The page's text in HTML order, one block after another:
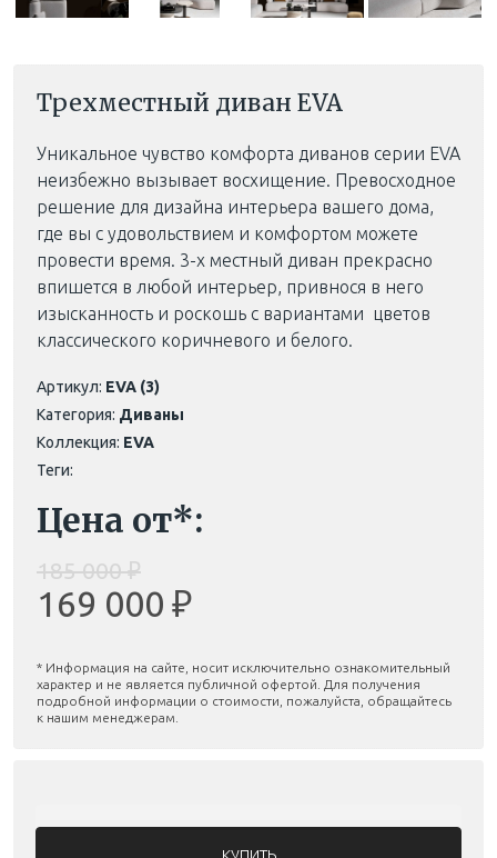
Трехместный диван EVA
Уникальное чувство комфорта диванов серии EVA
неизбежно вызывает восхищение. Превосходное
решение для дизайна интерьера вашего дома,
где вы с удовольствием и комфортом можете
провести время. 3-х местный диван прекрасно
впишется в любой интерьер, привнося в него
изысканность и роскошь с вариантами цветов
классического коричневого и белого.
Артикул: EVA (3)
Категория: Диваны
Коллекция: EVA
Теги:
Цена от*:
185 000 ₽
169 000 ₽
* Информация на сайте, носит исключительно ознакомительный
характер и не является публичной офертой. Для получения
подробной информации о стоимости, пожалуйста, обращайтесь
к нашим менеджерам.